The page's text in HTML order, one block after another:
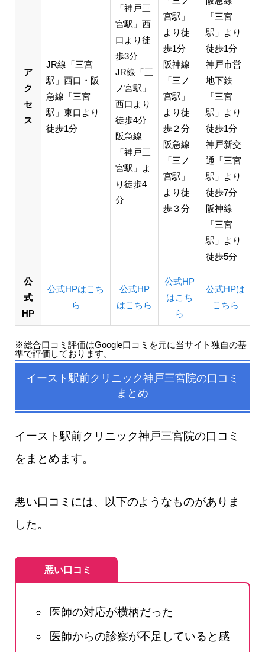
ア
ク
セ
ス
JR線「三宮
駅」西口・阪
急線「三宮
駅」東口より
徒歩1分
「神戸三
宮駅」西
口より徒
歩3分
JR線「三
ノ宮駅」
西口より
徒歩4分
阪急線
「神戸三
宮駅」よ
り徒歩4
分
宮駅」
より徒
歩1分
阪神線
「三ノ
宮駅」
より徒
歩２分
阪急線
「三ノ
宮駅」
より徒
歩３分
「三宮
駅」より
徒歩1分
神戸市営
地下鉄
「三宮
駅」より
徒歩1分
神戸新交
通「三宮
駅」より
徒歩7分
阪神線
「三宮
駅」より
徒歩5分
公
式
HP
公式HPはこち
ら
公式HP
はこちら
公式HP
はこち
ら
公式HPは
こちら
※総合口コミ評価はGoogle口コミを元に当サイト独自の基
準で評価しております。
イースト駅前クリニック神戸三宮院の口コミ
まとめ
イースト駅前クリニック神戸三宮院の口コミ
をまとめます。
悪い口コミには、以下のようなものがありま
した。
悪い口コミ
医師の対応が横柄だった
医師からの診察が不足していると感